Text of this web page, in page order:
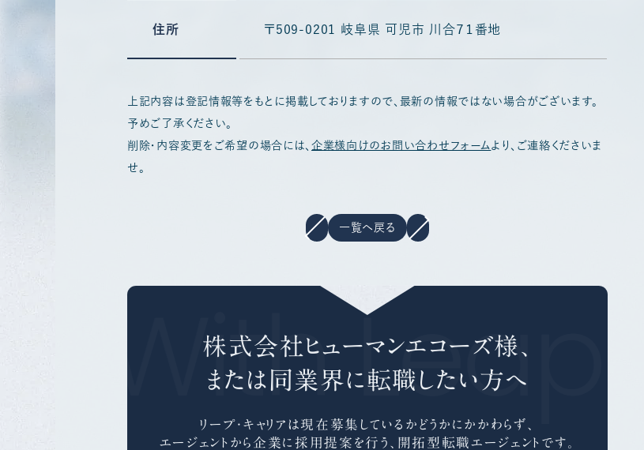
住所 〒509-0201 岐阜県 可児市 川合７１番地
上記内容は登記情報等をもとに掲載しておりますので、最新の情報ではない場合がございます。
予めご了承ください。
削除・内容変更をご希望の場合には、企業様向けのお問い合わせフォーム より、ご連絡くださいま
せ。
一覧へ戻る
With Leap
株式会社ヒューマンエコーズ様、
または同業界に転職したい方へ
リープ・キャリアは現在募集しているかどうかにかかわらず、
エージェントから企業に採用提案を行う、
開拓型転職エージェントです。